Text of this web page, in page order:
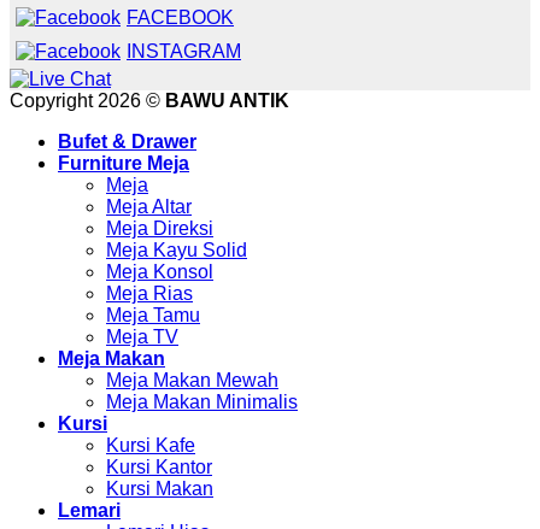
FACEBOOK
INSTAGRAM
Copyright 2026 © BAWU ANTIK
Bufet & Drawer
Furniture Meja
Meja
Meja Altar
Meja Direksi
Meja Kayu Solid
Meja Konsol
Meja Rias
Meja Tamu
Meja TV
Meja Makan
Meja Makan Mewah
Meja Makan Minimalis
Kursi
Kursi Kafe
Kursi Kantor
Kursi Makan
Lemari